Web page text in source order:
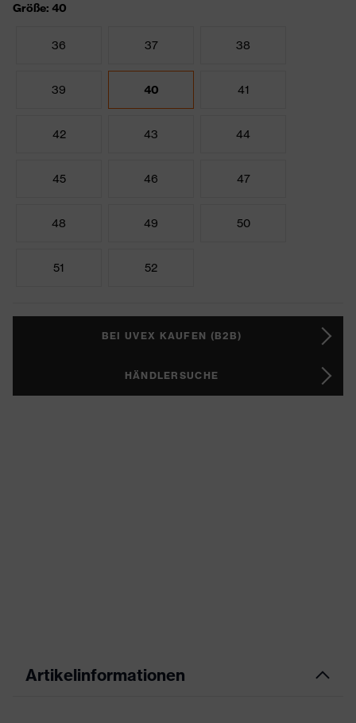
Größe: 40
36 37 38
39 40 41
42 43 44
45 46 47
48 49 50
51 52
BEI UVEX KAUFEN (B2B)
HÄNDLERSUCHE
Artikelinformationen